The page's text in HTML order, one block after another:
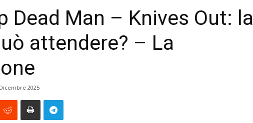
Dead Man – Knives Out: la
attendere? – La
2025